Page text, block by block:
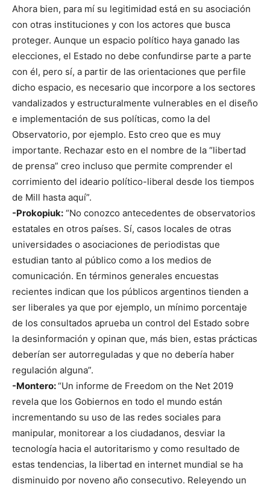
Ahora bien, para mí su legitimidad está en su asociación
con otras instituciones y con los actores que busca
proteger. Aunque un espacio político haya ganado las
elecciones, el Estado no debe confundirse parte a parte
con él, pero sí, a partir de las orientaciones que perfile
dicho espacio, es necesario que incorpore a los sectores
vandalizados y estructuralmente vulnerables en el diseño
e implementación de sus políticas, como la del
Observatorio, por ejemplo. Esto creo que es muy
importante. Rechazar esto en el nombre de la “libertad
de prensa” creo incluso que permite comprender el
corrimiento del ideario político-liberal desde los tiempos
de Mill hasta aquí”.
-Prokopiuk: “No conozco antecedentes de observatorios
estatales en otros países. Sí, casos locales de otras
universidades o asociaciones de periodistas que
estudian tanto al público como a los medios de
comunicación. En términos generales encuestas
recientes indican que los públicos argentinos tienden a
ser liberales ya que por ejemplo, un mínimo porcentaje
de los consultados aprueba un control del Estado sobre
la desinformación y opinan que, más bien, estas prácticas
deberían ser autorreguladas y que no debería haber
regulación alguna”.
-Montero:“Un informe de Freedom on the Net 2019
revela que los Gobiernos en todo el mundo están
incrementando su uso de las redes sociales para
manipular, monitorear a los ciudadanos, desviar la
tecnología hacia el autoritarismo y como resultado de
estas tendencias, la libertad en internet mundial se ha
disminuido por noveno año consecutivo. Releyendo un